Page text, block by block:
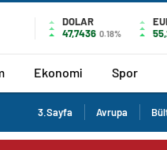
DOLAR
47,7436 0.18%
Ekonomi Spor
3.Sayfa Avrupa